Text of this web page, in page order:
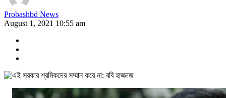
Probashbd News
August 1, 2021 10:55 am